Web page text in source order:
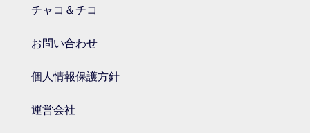
チャコ＆チコ
お問い合わせ
個人情報保護方針
運営会社